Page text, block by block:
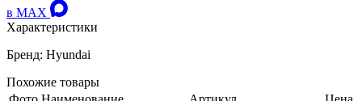
в MAX
Характеристики
Бренд: Hyundai
Похожие товары